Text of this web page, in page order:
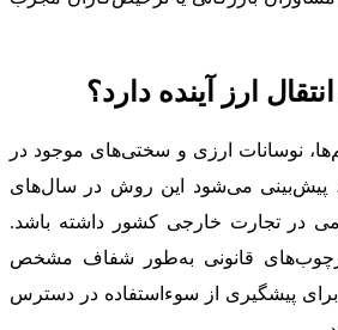
ارز آینده دارد؟
نوسانات ارزی و سختی‌های موجود در
پیش‌بینی می‌شود این روش در سال‌های
در تجارت خارجی کشور داشته باشد.
قانونی به‌طور شفاف مشخص
برای پیشگیری از سوءاستفاده در دسترس